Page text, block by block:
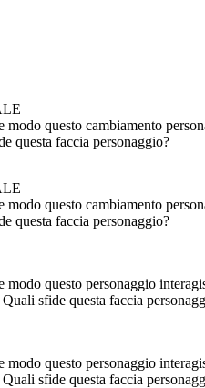
questo cambiamento
questa faccia personaggio?
questo cambiamento
questa faccia personaggio?
questo personaggio
sfide questa faccia
questo personaggio
sfide questa faccia